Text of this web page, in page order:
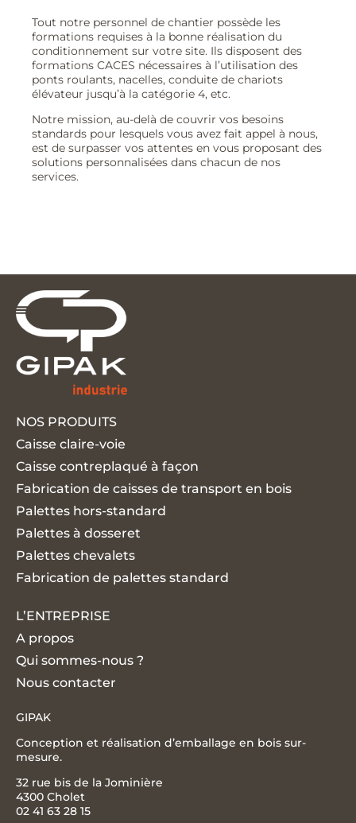
Tout notre personnel de chantier possède les
formations requises à la bonne réalisation du
conditionnement sur votre site. Ils disposent des
formations CACES nécessaires à l’utilisation des
ponts roulants, nacelles, conduite de chariots
élévateur jusqu’à la catégorie 4, etc.
Notre mission, au-delà de couvrir vos besoins
standards pour lesquels vous avez fait appel à nous,
est de surpasser vos attentes en vous proposant des
solutions personnalisées dans chacun de nos
services.
NOS PRODUITS
Caisse claire-voie
Caisse contreplaqué à façon
Fabrication de caisses de transport en bois
Palettes hors-standard
Palettes à dosseret
Palettes chevalets
Fabrication de palettes standard
L’ENTREPRISE
A propos
Qui sommes-nous ?
Nous contacter
GIPAK
Conception et réalisation d’emballage en bois sur-
mesure.
32 rue bis de la Jominière
4300 Cholet
02 41 63 28 15